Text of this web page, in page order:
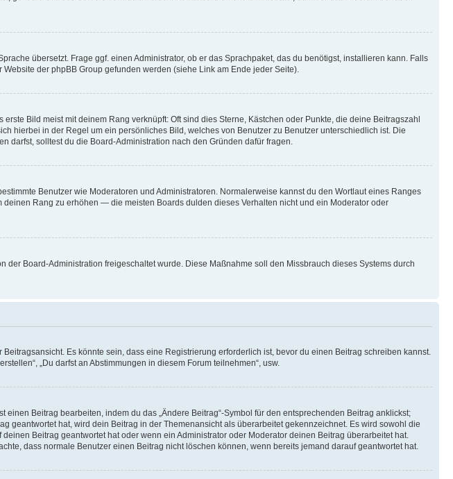
übersetzt. Frage ggf. einen Administrator, ob er das Sprachpaket, das du benötigst, installieren kann. Falls
der phpBB Group gefunden werden (siehe Link am Ende jeder Seite).
Bild meist mit deinem Rang verknüpft: Oft sind dies Sterne, Kästchen oder Punkte, die deine Beitragszahl
hierbei in der Regel um ein persönliches Bild, welches von Benutzer zu Benutzer unterschiedlich ist. Die
darfst, solltest du die Board-Administration nach den Gründen dafür fragen.
Benutzer wie Moderatoren und Administratoren. Normalerweise kannst du den Wortlaut eines Ranges
Rang zu erhöhen — die meisten Boards dulden dieses Verhalten nicht und ein Moderator oder
Board-Administration freigeschaltet wurde. Diese Maßnahme soll den Missbrauch dieses Systems durch
Es könnte sein, dass eine Registrierung erforderlich ist, bevor du einen Beitrag schreiben kannst.
„Du darfst an Abstimmungen in diesem Forum teilnehmen“, usw.
Beitrag bearbeiten, indem du das „Ändere Beitrag“-Symbol für den entsprechenden Beitrag anklickst;
geantwortet hat, wird dein Beitrag in der Themenansicht als überarbeitet gekennzeichnet. Es wird sowohl die
Beitrag geantwortet hat oder wenn ein Administrator oder Moderator deinen Beitrag überarbeitet hat.
dass normale Benutzer einen Beitrag nicht löschen können, wenn bereits jemand darauf geantwortet hat.